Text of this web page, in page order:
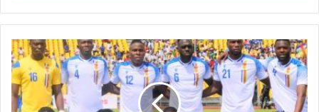
Centrafrique:
les
24
fauves
convoqués